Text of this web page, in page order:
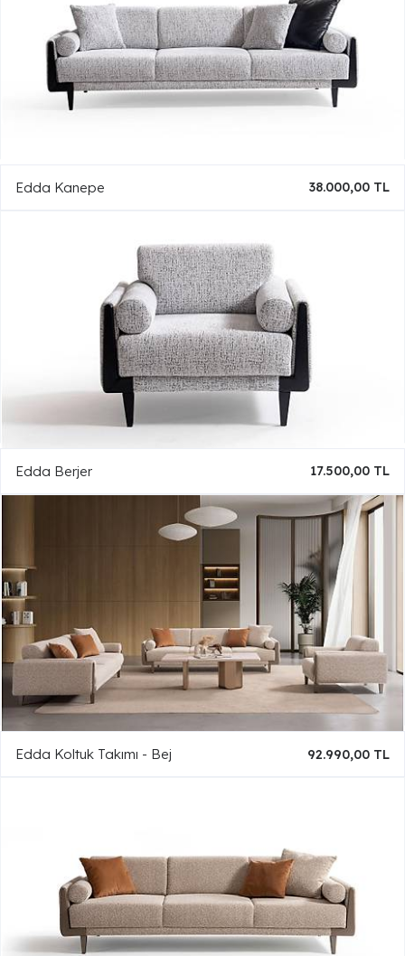
Edda Kanepe 38.000,00 TL
Edda Berjer 17.500,00 TL
Edda Koltuk Takımı - Bej 92.990,00 TL